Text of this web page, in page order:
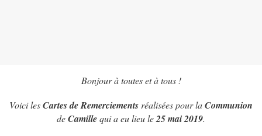
Bonjour à toutes et à tous !
Voici lesCartes de Remerciements réalisées pour laCommunion
deCamillequi a eu lieu le25 mai 2019.